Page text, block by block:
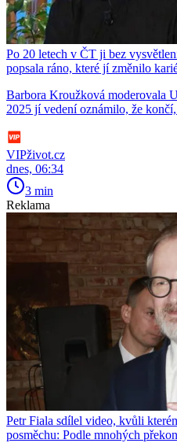
Po 20 letech v ČT ji bez
popsala ráno, které jí změnilo
Barbora Kroužková moderovala
2025 jí vedení oznámilo, že
VIPživot.cz
dnes, 06:34
3 min
Reklama
Petr Fiala sdílel video, kvůli
posměchu: Podle mnohých